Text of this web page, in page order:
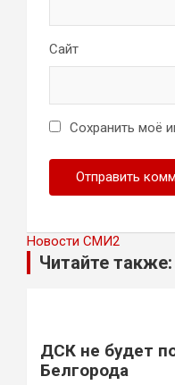
Сайт
Сохранить моё
Новости СМИ2
Читайте также:
ДСК не будет
Белгорода